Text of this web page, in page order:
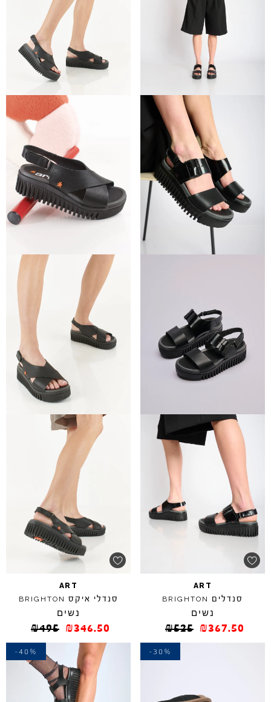
ART
סנדלים BRIGHTON
נשים
₪525 ₪367.50
ART
סנדלי איקס BRIGHTON
נשים
₪495 ₪346.50
-30%
-40%